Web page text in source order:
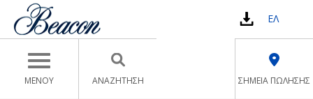
Toggle navigation
ΜΕΝΟΥ
ΕΛ
ΣΗΜΕΙΑ ΠΩΛΗΣΗΣ
ΑΝΑΖΉΤΗΣΗ